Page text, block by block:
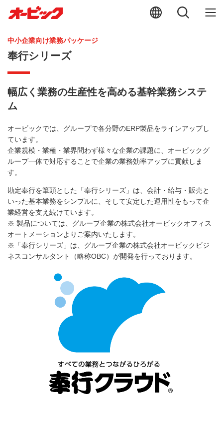
中小企業向け業務パッケージ
奉行シリーズ
幅広く業務の生産性を高める基幹業務システ
ム
オービックでは、グループで各分野のERP製品をラインアップし
ています。
企業規模・業種・業界問わず様々な企業の課題に、オービックグ
ループ一体で対応することで企業の業務効率アップに貢献しま
す。
勘定奉行を筆頭とした「奉行シリーズ」は、会計・給与・販売と
いった基本業務をシンプルに、そして安定した運用性をもって企
業経営を支え続けています。
※ 製品については、グループ企業の株式会社オービックオフィス
オートメーションよりご案内いたします。
※「奉行シリーズ」は、グループ企業の株式会社オービックビジ
ネスコンサルタント（略称OBC）が開発を行っております。